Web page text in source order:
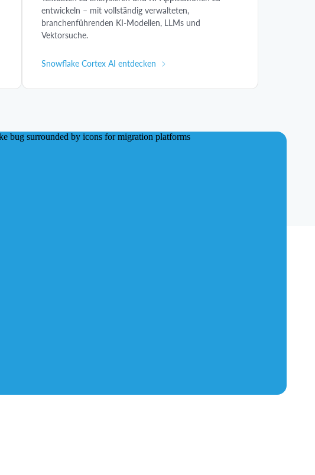
entwickeln – mit vollständig verwalteten,
branchenführenden KI-Modellen, LLMs und
Vektorsuche.
Snowflake Cortex AI entdecken